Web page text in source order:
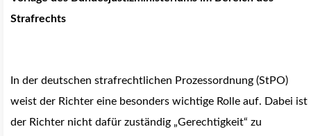
Strafrechts
In der deutschen strafrechtlichen Prozessordnung (StPO)
weist der Richter eine besonders wichtige Rolle auf. Dabei ist
der Richter nicht dafür zuständig „Gerechtigkeit“ zu